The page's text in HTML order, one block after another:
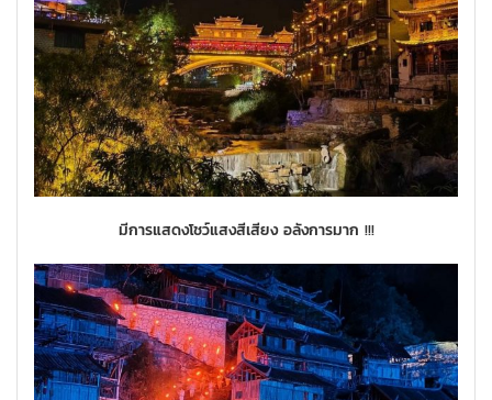
มีการแสดงโชว์แสงสีเสียง อลังการมาก !!!